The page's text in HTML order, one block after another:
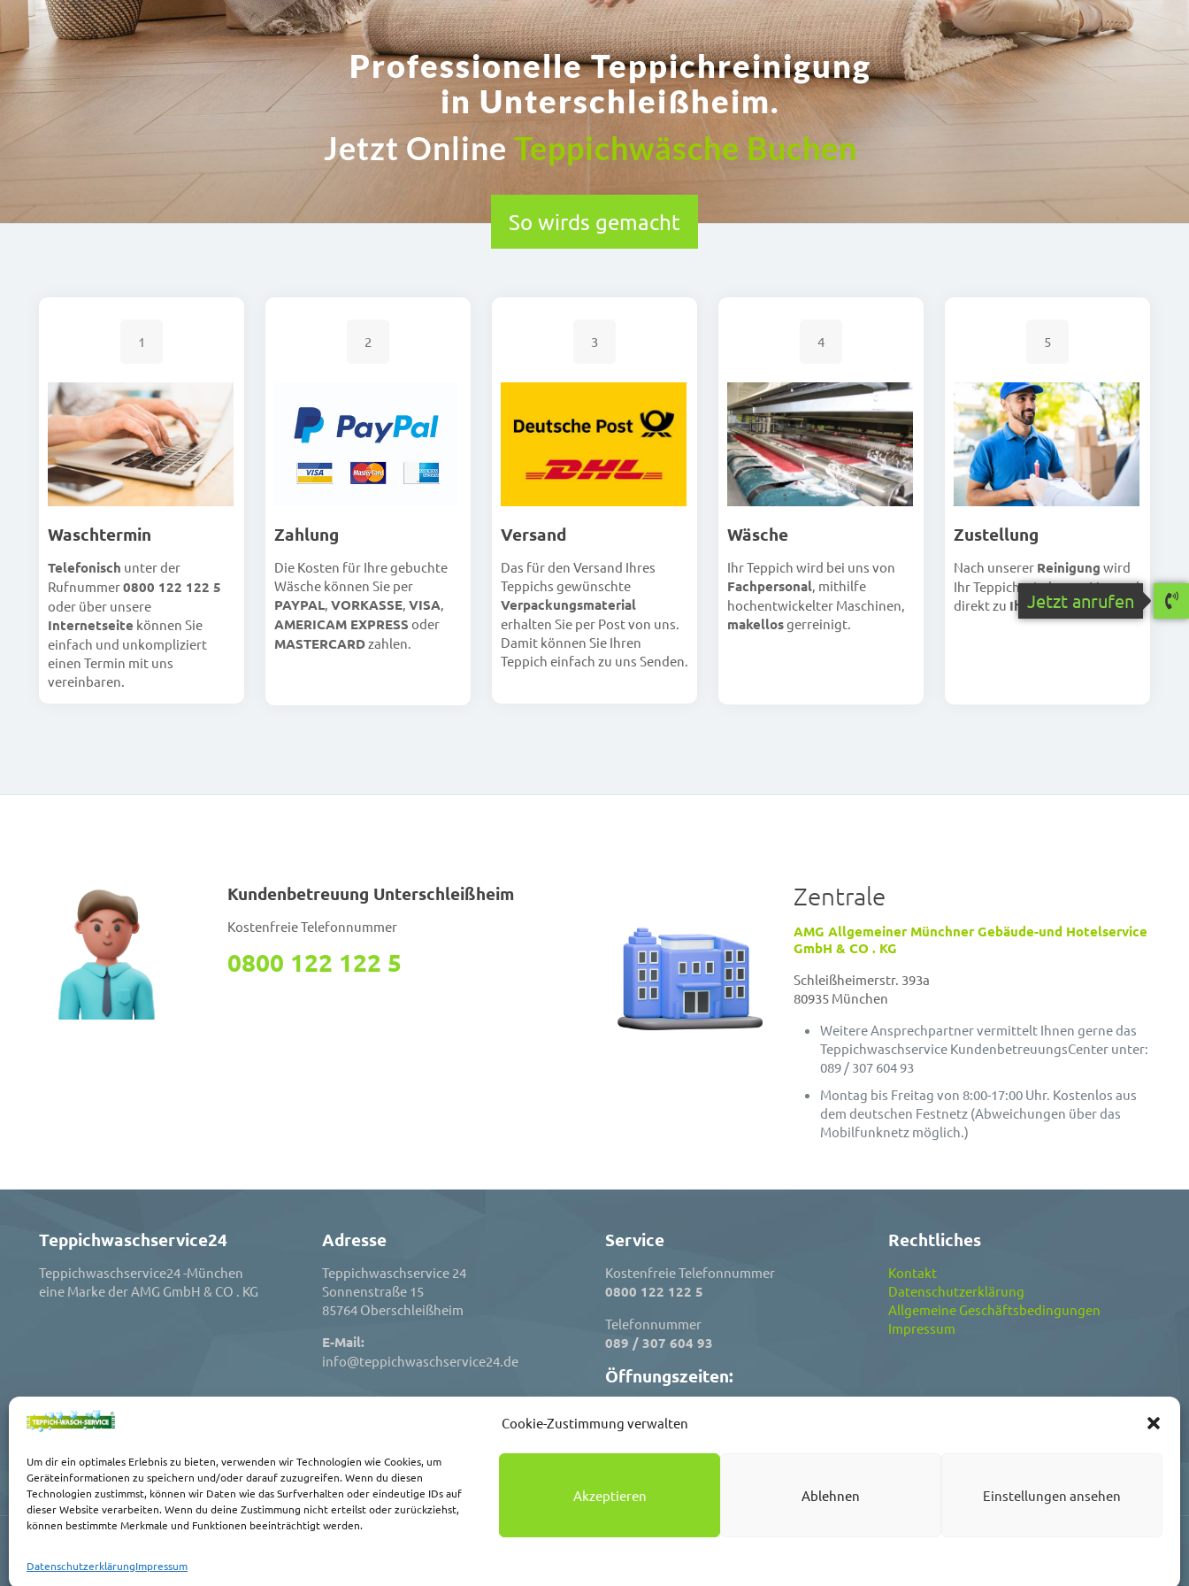
Cookie-Zustimmung verwalten
Um dir ein optimales Erlebnis zu bieten, verwenden wir Technologien wie Cookies, um
Geräteinformationen zu speichern und/oder darauf zuzugreifen. Wenn du diesen
Technologien zustimmst, können wir Daten wie das Surfverhalten oder eindeutige IDs auf
dieser Website verarbeiten. Wenn du deine Zustimmung nicht erteilst oder zurückziehst,
können bestimmte Merkmale und Funktionen beeinträchtigt werden.
Akzeptieren Ablehnen Einstellungen ansehen
DatenschutzerklärungImpressum
Jetzt Online Teppichwäsche Buchen
Professionelle Teppichreinigung
in Unterschleißheim.
So wirds gemacht
1
Waschtermin
Telefonisch unter der
Rufnummer0800 122 122 5
oder über unsere
Internetseite können Sie
einfach und unkompliziert
einen Termin mit uns
vereinbaren.
2
Zahlung
Die Kosten für Ihre gebuchte
Wäsche können Sie per
PAYPAL, VORKASSE, VISA,
AMERICAM EXPRESS oder
MASTERCARDzahlen.
3
Versand
Das für den Versand Ihres
Teppichs gewünschte
Verpackungsmaterial
erhalten Sie per Post von uns.
Damit können Sie Ihren
Teppich einfach zu uns Senden.
4
Wäsche
Ihr Teppich wird bei uns von
Fachpersonal, mithilfe
hochentwickelter Maschinen,
makellosgerreinigt.
5
Zustellung
Nach unserer Reinigung wird
Ihr Teppich wieder per Versand
direkt zu Ihnengeschickt.
Kundenbetreuung Unterschleißheim
Kostenfreie Telefonnummer
0800 122 122 5
Zentrale
AMG Allgemeiner Münchner Gebäude-und Hotelservice
GmbH & CO . KG
Schleißheimerstr. 393a
80935 München
Weitere Ansprechpartner vermittelt Ihnen gerne das
Teppichwaschservice KundenbetreuungsCenter unter:
089 / 307 604 93
Montag bis Freitag von 8:00-17:00 Uhr. Kostenlos aus
dem deutschen Festnetz (Abweichungen über das
Mobilfunknetz möglich.)
Teppichwaschservice24
Teppichwaschservice24 -München
eine Marke der AMG GmbH & CO . KG
Adresse
Teppichwaschservice 24
Sonnenstraße 15
85764 Oberschleißheim
E-Mail:
info@teppichwaschservice24.de
Service
Kostenfreie Telefonnummer
0800 122 122 5
Telefonnummer
089 / 307 604 93
Öffnungszeiten:
10:00 - 17:00 Uhr
Rechtliches
Kontakt
Datenschutzerklärung
Allgemeine Geschäftsbedingungen
Impressum
© 2026 Teppichwaschservice 24
Jetzt anrufen